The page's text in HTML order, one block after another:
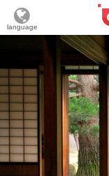
language